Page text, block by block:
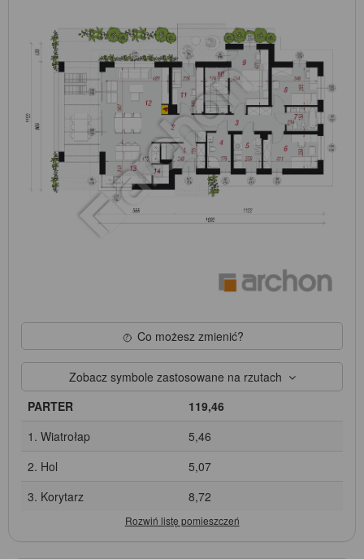
Co możesz zmienić?
Zobacz symbole zastosowane na rzutach
PARTER
119,46
1. Wiatrołap
5,46
2. Hol
5,07
3. Korytarz
8,72